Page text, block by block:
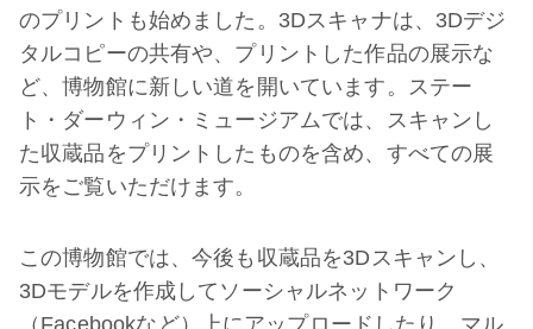
のプリントも始めました。3Dスキャナは、3Dデジ
タルコピーの共有や、プリントした作品の展示な
ど、博物館に新しい道を開いています。ステー
ト・ダーウィン・ミュージアムでは、スキャンし
た収蔵品をプリントしたものを含め、すべての展
示をご覧いただけます。
この博物館では、今後も収蔵品を3Dスキャンし、
3Dモデルを作成してソーシャルネットワーク
（Facebookなど）上にアップロードしたり、マル